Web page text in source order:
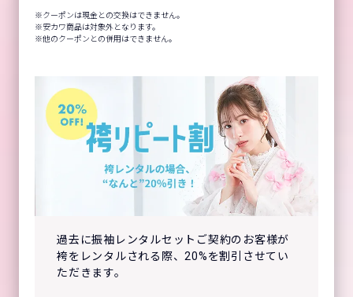
クーポンは現金との交換はできません。
安カワ商品は対象外となります。
他のクーポンとの併用はできません。
過去に振袖レンタルセットご契約のお客様が
袴をレンタルされる際、20%を割引させてい
ただきます。